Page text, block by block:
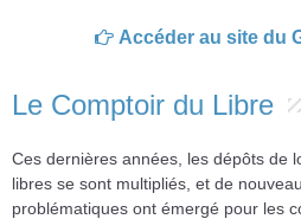
Accéder au site du
Le Comptoir du Libre
Ces dernières années, les dépôts de
libres se sont multipliés, et de
problématiques ont émergé pour les